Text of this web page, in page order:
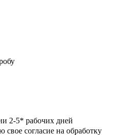
2-5* рабочих дней
свое согласие на обработку